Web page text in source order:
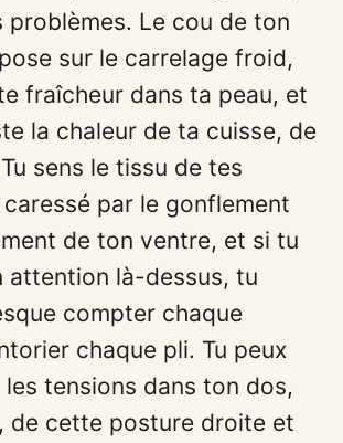
problèmes. Le cou de ton
sur le carrelage froid,
fraîcheur dans ta peau, et
la chaleur de ta cuisse, de
sens le tissu de tes
par le gonflement
de ton ventre, et si tu
attention là-dessus, tu
compter chaque
chaque pli. Tu peux
les tensions dans ton dos,
de cette posture droite et